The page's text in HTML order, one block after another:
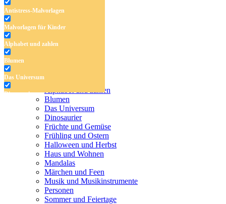
Antistress-Malvorlagen
Malvorlagen für Kinder
Alphabet und zahlen
Blumen
Das Universum
Dinosaurier
Früchte und Gemüse
Frühling und Ostern
Halloween und Herbst
Haus und Wohnen
Märchen und Feen
Malvorlagen für Kinder
Alphabet und zahlen
Blumen
Das Universum
Dinosaurier
Früchte und Gemüse
Frühling und Ostern
Halloween und Herbst
Haus und Wohnen
Mandalas
Märchen und Feen
Musik und Musikinstrumente
Personen
Sommer und Feiertage